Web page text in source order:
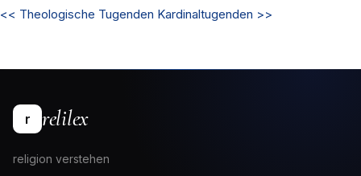
<< Theologische Tugenden Kardinaltugenden >>
r relilex
religion verstehen